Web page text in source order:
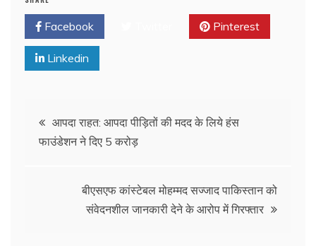
Facebook Pinterest
Linkedin
आपदा राहत: आपदा पीड़ितों की मदद के लिये हंस
फाउंडेशन ने दिए 5 करोड़
बीएसएफ कांस्टेबल मोहम्मद सज्जाद पाकिस्तान को
संवेदनशील जानकारी देने के आरोप में गिरफ्तार